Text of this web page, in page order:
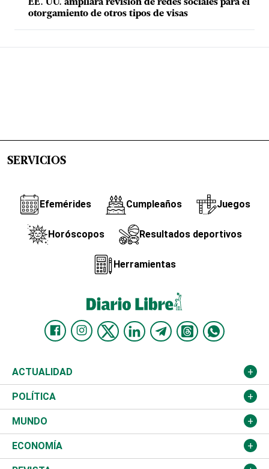
EE. UU. ampliará revisión de redes sociales para el
otorgamiento de otros tipos de visas
SERVICIOS
Efemérides Cumpleaños Juegos
Horóscopos Resultados deportivos
Herramientas
ACTUALIDAD
Nacional
Ciudad
Educación
POLÍTICA
Partidos
JCE
MUNDO
Estados Unidos
ECONOMÍA